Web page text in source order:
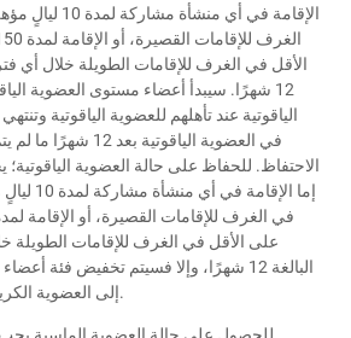
الإقامة في أي
الأقل في الغرف للإقامات الطويلة خلال أي
12 شهرًا. سيبدأ أعضاء مستوى العضوية
الياقوتية عند تأهلهم للعضوية الياقوتية
في العضوية الياقوتية
الاحتفاظ. للحفاظ على حالة العضوية
إما
على الأقل في الغرف للإقامات الطويلة
البالغة 12 شهرًا، وإلا فسيتم تخفيض فئة
إلى العضوية الكريستالية وفقًا لذلك.